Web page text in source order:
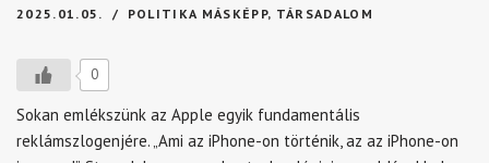
2025.01.05. POLITIKA MÁSKÉPP, TÁRSADALOM
0
Sokan emlékszünk az Apple egyik fundamentális
reklámszlogenjére. „Ami az iPhone-on történik, az az iPhone-on